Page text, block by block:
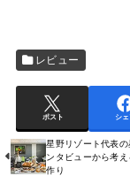
レビュー
ポスト シェ
星野リゾート代表の
ンタビューから考
作り